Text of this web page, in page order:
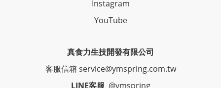
Instagram
YouTube
真食力生技開發有限公司
客服信箱 service@ymspring.com.tw
LINE客服 @ymspring